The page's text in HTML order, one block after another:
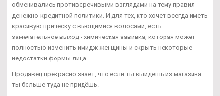
обменивались противоречивыми взглядами на тему правил
денежно-кредитной политики. И для тех, кто хочет всегда иметь
красивую прическу с вьющимися волосами, есть
замечательное выход - химическая завивка, которая может
полностью изменить имидж женщины и скрыть некоторые
недостатки формы лица.
Продавец прекрасно знает, что если ты выйдешь из магазина —
ты больше туда не придёшь.